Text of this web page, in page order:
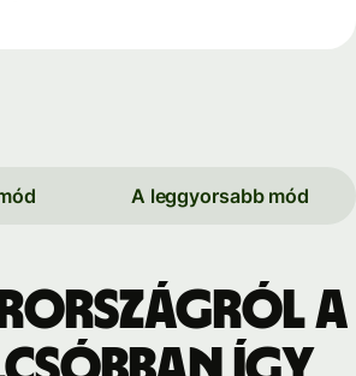
A leggyorsabb mód
a